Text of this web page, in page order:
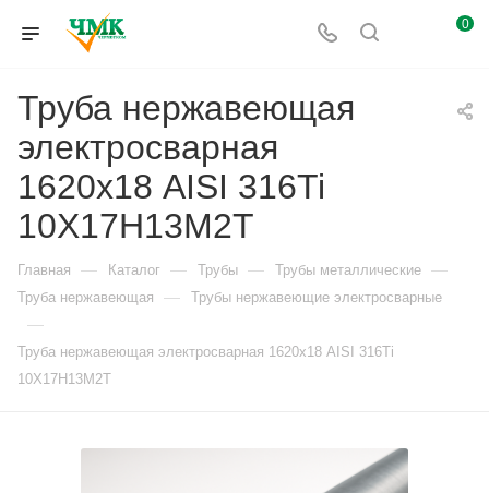
0
Труба нержавеющая
электросварная
1620х18 AISI 316Ti
10Х17Н13М2Т
Главная — Каталог — Трубы — Трубы металлические —
Труба нержавеющая — Трубы нержавеющие электросварные
—
Труба нержавеющая электросварная 1620х18 AISI 316Ti
10Х17Н13М2Т